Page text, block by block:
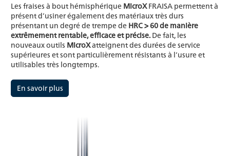
Les fraises à bout hémisphérique MicroXFRAISA permettent à
présent d’usiner également des matériaux très durs
présentant un degré de trempe de HRC > 60 de manière
extrêmement rentable, efficace et précise. De fait, les
nouveaux outils MicroXatteignent des durées de service
supérieures et sont particulièrement résistants à l’usure et
utilisables très longtemps.
En savoir plus